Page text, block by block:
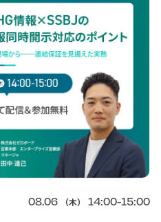
08.06 （木） 14:00-15:00